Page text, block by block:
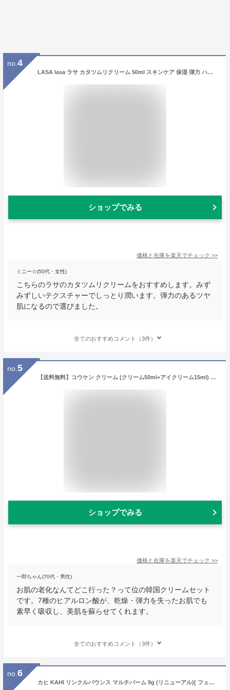
no. 4
LASA lasa ラサ カタツムリクリーム 50ml スキンケア 保湿 弾力 ハリ ツヤ シワ かたつむり 母の日 プレゼント 韓国コスメ 正規品 国内発送
ショップでみる
価格と在庫を楽天でチェック >>
ミニー☆(50代・女性)
こちらのラサのカタツムリクリームをおすすめします。みず
みずしいテクスチャーでしっとり潤います。弾力のあるツヤ
肌になるので選びました。
全てのおすすめコメント（3件）
no. 5
【送料無料】コウケン クリーム (クリーム50ml+アイクリーム15ml) セット コウケンコスメ 和漢 シミ シワ たるみ 弾力ケア 保湿 潤い 化粧品 新大久保 韓国コスメ
ショップでみる
価格と在庫を楽天でチェック >>
一郎ちゃん(70代・男性)
お肌の老化なんてどこ行った？って位の韓国クリームセット
です。7種のヒアルロン酸が、乾燥・弾力を失ったお肌でも
素早く吸収し、美肌を蘇らせてくれます。
全てのおすすめコメント（3件）
no. 6
カヒ KAHI リンクルバウンス マルチバーム 9g (リニューアル)[ フェイスクリーム ] 保湿クリーム うるおい シワ シミ 毛穴 顔 リップ デコルテ 国内発送 韓国コスメ